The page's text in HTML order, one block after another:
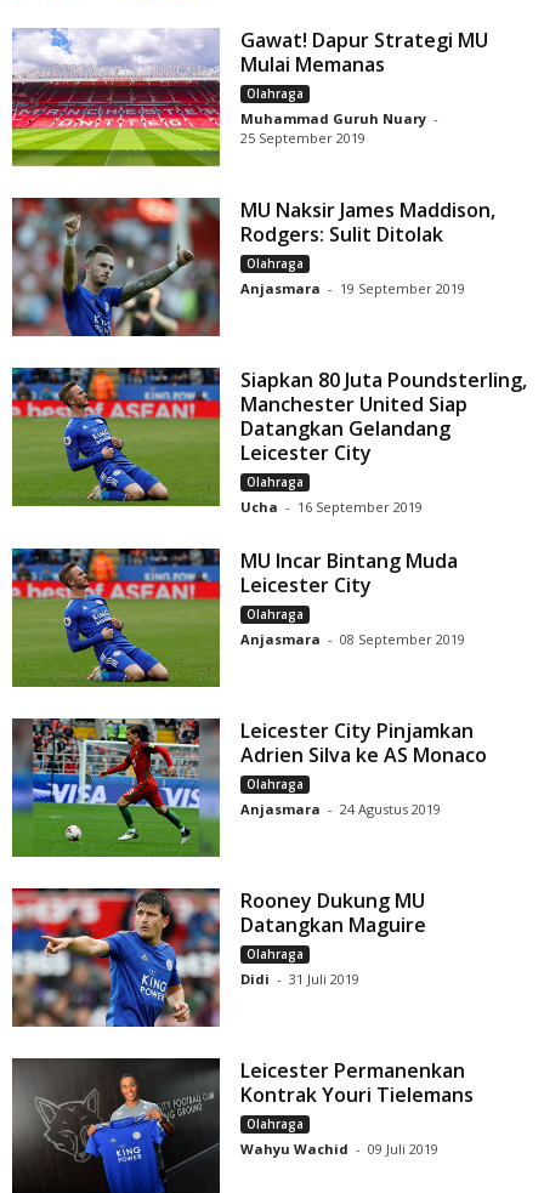
Gawat! Dapur Strategi MU
Mulai Memanas
Olahraga
Muhammad Guruh Nuary -
25 September 2019
MU Naksir James Maddison,
Rodgers: Sulit Ditolak
Olahraga
Anjasmara - 19 September 2019
Siapkan 80 Juta Poundsterling,
Manchester United Siap
Datangkan Gelandang
Leicester City
Olahraga
Ucha - 16 September 2019
MU Incar Bintang Muda
Leicester City
Olahraga
Anjasmara - 08 September 2019
Leicester City Pinjamkan
Adrien Silva ke AS Monaco
Olahraga
Anjasmara - 24 Agustus 2019
Rooney Dukung MU
Datangkan Maguire
Olahraga
Didi - 31 Juli 2019
Leicester Permanenkan
Kontrak Youri Tielemans
Olahraga
Wahyu Wachid - 09 Juli 2019